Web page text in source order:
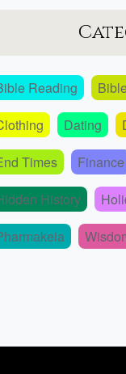
Reading
Dating
Times
Finance
History